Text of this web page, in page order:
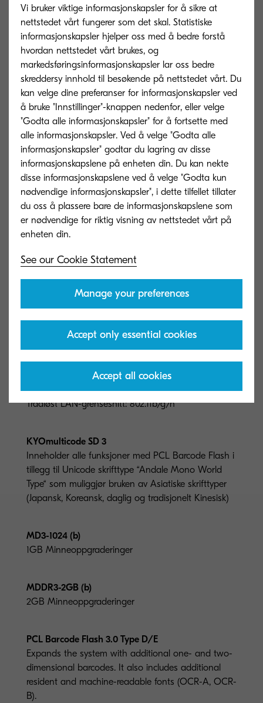
Printing: 523 W, Ready mode: 74 W, Sleep
mode: 0.6 W
Garanti
1-year warranty as standard.** KYOCERA
guarantees the drum and developer for 3
years or 200,000 pages (whichever occurs
sooner), provided each device is used
and cleaned in accordance with the
service instructions.
Options and Consumables
Options
IB-50
Gigabit-Ethernet-kort 10BaseT / 100BaseTX /
1000BaseT (RJ-45)
IB51
Trådløst LAN-grensesnitt: 802.11b/g/n
KYOmulticode SD 3
Inneholder alle funksjoner med PCL Barcode Flash i
tillegg til Unicode skrifttype “Andale Mono World
Type“ som muliggjør bruken av Asiatiske skrifttyper
(Japansk, Koreansk, daglig og tradisjonelt Kinesisk)
MD3-1024 (b)
1GB Minneoppgraderinger
MDDR3-2GB (b)
2GB Minneoppgraderinger
PCL Barcode Flash 3.0 Type D/E
Expands the system with additional one- and two-
dimensional barcodes. It also includes additional
resident and machine-readable fonts (OCR-A, OCR-
B).
Vi bruker viktige informasjonskapsler for å sikre at
nettstedet vårt fungerer som det skal. Statistiske
informasjonskapsler hjelper oss med å bedre forstå
hvordan nettstedet vårt brukes, og
markedsføringsinformasjonskapsler lar oss bedre
skreddersy innhold til besøkende på nettstedet vårt. Du
kan velge dine preferanser for informasjonskapsler ved
å bruke "Innstillinger"-knappen nedenfor, eller velge
"Godta alle informasjonskapsler" for å fortsette med
alle informasjonskapsler. Ved å velge "Godta alle
informasjonskapsler" godtar du lagring av disse
informasjonskapslene på enheten din. Du kan nekte
disse informasjonskapslene ved å velge "Godta kun
nødvendige informasjonskapsler", i dette tilfellet tillater
du oss å plassere bare de informasjonskapslene som
er nødvendige for riktig visning av nettstedet vårt på
See our Cookie Statement
Manage your preferences
Accept only essential cookies
Accept all cookies